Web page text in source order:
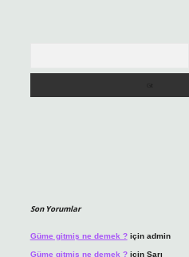
Son Yorumlar
Güme gitmiş ne demek ?için admin
Güme gitmiş ne demek ?için Sarı